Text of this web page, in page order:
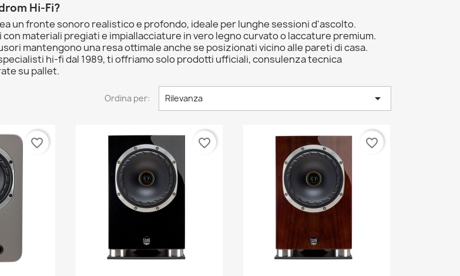
Hi-Fi?
un fronte sonoro realistico e profondo, ideale per lunghe sessioni d'ascolto.
materiali pregiati e impiallacciature in vero legno curvato o laccature premium.
mantengono una resa ottimale anche se posizionati vicino alle pareti di casa.
hi-fi dal 1989, ti offriamo solo prodotti ufficiali, consulenza tecnica
su pallet.
Ordina per: Rilevanza 
favorite_border favorite_border favorite_border